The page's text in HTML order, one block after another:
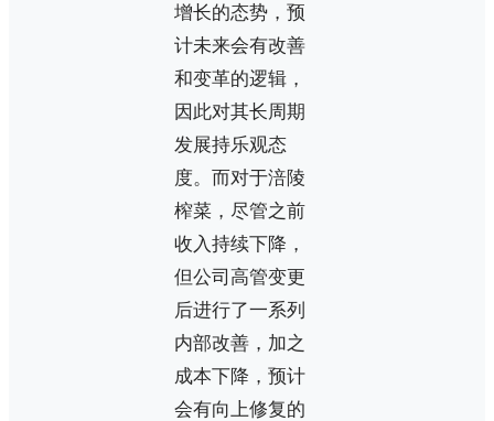
增长的态势，预
计未来会有改善
和变革的逻辑，
因此对其长周期
发展持乐观态
度。而对于涪陵
榨菜，尽管之前
收入持续下降，
但公司高管变更
后进行了一系列
内部改善，加之
成本下降，预计
会有向上修复的